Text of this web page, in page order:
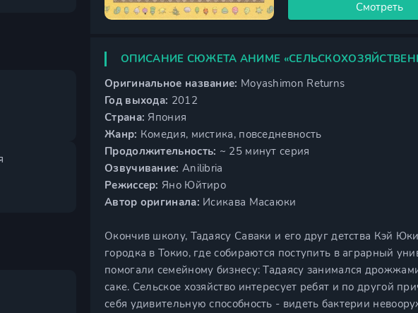
Смотреть
ОПИСАНИЕ СЮЖЕТА АНИМЕ
Оригинальное название: Moyashimon Returns
Год выхода: 2012
Страна: Япония
Жанр: Комедия, мистика, повседневность
Продолжительность: ~ 25 минут серия
Озвучивание: Anilibria
Режиссер: Яно Юйтиро
Автор оригинала: Исикава Масаюки
Окончив школу, Тадаясу Саваки и его друг детства Кэй
городка в Токио, где собираются поступить в аграрный
помогали семейному бизнесу: Тадаясу занимался
саке. Сельское хозяйство интересует ребят и по другой
себя удивительную способность - видеть бактерии